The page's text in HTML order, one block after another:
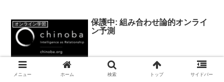
オンライン学習
保護中: 組み合わせ論的オンライ
ン予測
デジタルトランスフォーメーション(DX)、人工知能(AI)、機械学習
(ML)タスク活用のための組み合わせ、離散構造の集合を決定空間とす
メニュー ホーム 検索 トップ サイドバー